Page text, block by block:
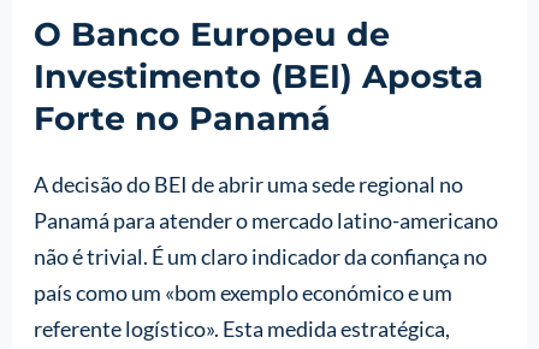
O Banco Europeu de
Investimento (BEI) Aposta
Forte no Panamá
A decisão do BEI de abrir uma sede regional no
Panamá para atender o mercado latino-americano
não é trivial. É um claro indicador da confiança no
país como um «bom exemplo económico e um
referente logístico». Esta medida estratégica,